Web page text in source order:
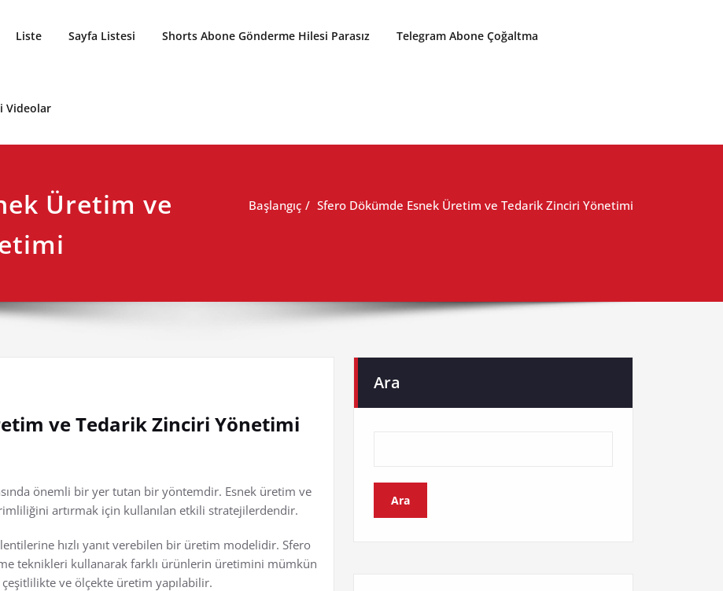
Liste Sayfa Listesi Shorts Abone Gönderme Hilesi Parasız Telegram Abone Çoğaltma
Videolar
Üretim ve
Başlangıç Sfero Dökümde Esnek Üretim ve Tedarik Zinciri Yönetimi
ve Tedarik Zinciri Yönetimi
önemli bir yer tutan bir yöntemdir. Esnek üretim ve
artırmak için kullanılan etkili stratejilerdendir.
hızlı yanıt verebilen bir üretim modelidir. Sfero
teknikleri kullanarak farklı ürünlerin üretimini mümkün
ve ölçekte üretim yapılabilir.
Ara
Ara